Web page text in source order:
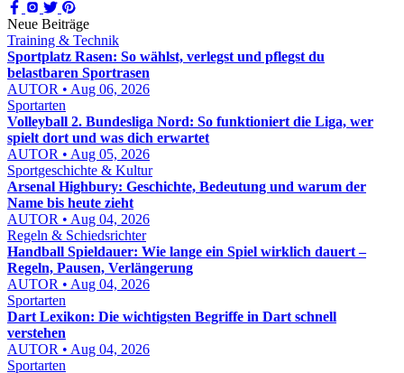
Neue Beiträge
Training & Technik
Sportplatz Rasen: So wählst, verlegst und pflegst du
belastbaren Sportrasen
AUTOR • Aug 06, 2026
Sportarten
Volleyball 2. Bundesliga Nord: So funktioniert die Liga, wer
spielt dort und was dich erwartet
AUTOR • Aug 05, 2026
Sportgeschichte & Kultur
Arsenal Highbury: Geschichte, Bedeutung und warum der
Name bis heute zieht
AUTOR • Aug 04, 2026
Regeln & Schiedsrichter
Handball Spieldauer: Wie lange ein Spiel wirklich dauert –
Regeln, Pausen, Verlängerung
AUTOR • Aug 04, 2026
Sportarten
Dart Lexikon: Die wichtigsten Begriffe in Dart schnell
verstehen
AUTOR • Aug 04, 2026
Sportarten